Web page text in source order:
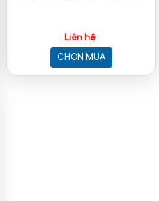
Liên hệ
CHỌN MUA